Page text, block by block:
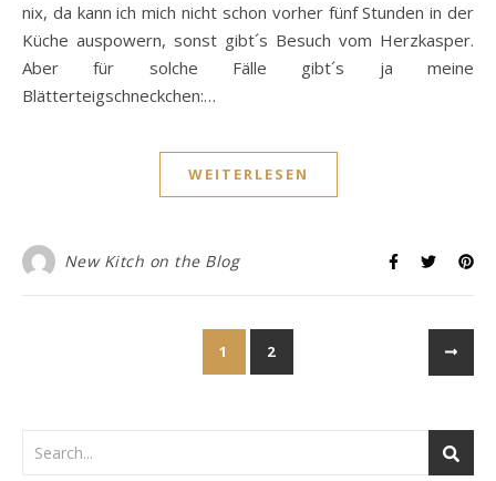
nix, da kann ich mich nicht schon vorher fünf Stunden in der
Küche auspowern, sonst gibt´s Besuch vom Herzkasper.
Aber für solche Fälle gibt´s ja meine
Blätterteigschneckchen:…
WEITERLESEN
New Kitch on the Blog
1 2